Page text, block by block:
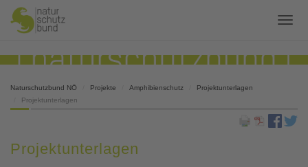
Naturschutzbund NÖ Projekte Amphibienschutz
Projektunterlagen
Projektunterlagen
Projektunterlagen